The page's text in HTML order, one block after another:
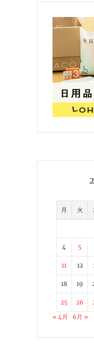
月 火
4 5
11 12
18 19
25 26
« 4月
6月 »